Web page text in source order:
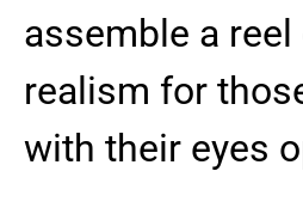
assemble a
realism for
with their eyes